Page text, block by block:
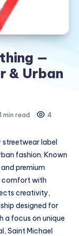
—
& Urban
1 min read 4
streetwear label
fashion. Known
premium
comfort with
creativity,
designed for
a focus on unique
Saint Michael